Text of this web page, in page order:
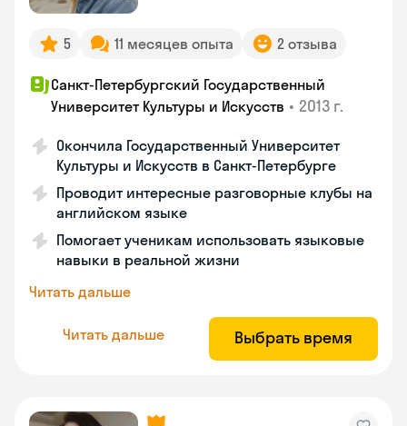
5 11 месяцев опыта 2 отзыва
Санкт-Петербургский Государственный
Университет Культуры и Искусств • 2013 г.
Окончила Государственный Университет
Культуры и Искусств в Санкт-Петербурге
Проводит интересные разговорные клубы на
английском языке
Помогает ученикам использовать языковые
навыки в реальной жизни
Читать дальше
Читать дальше Выбрать время